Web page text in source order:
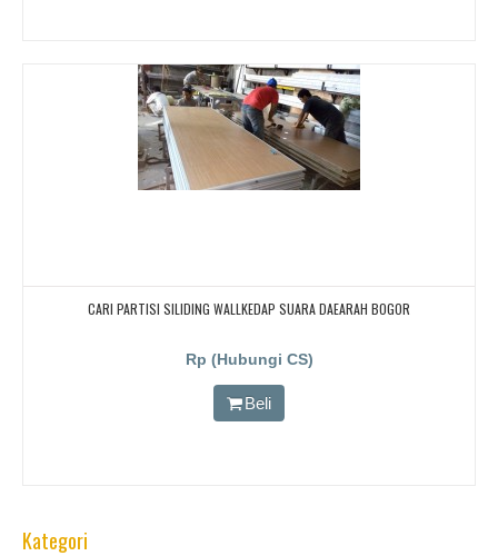
CARI PARTISI SILIDING WALLKEDAP SUARA DAEARAH BOGOR
Rp (Hubungi CS)
Beli
Kategori